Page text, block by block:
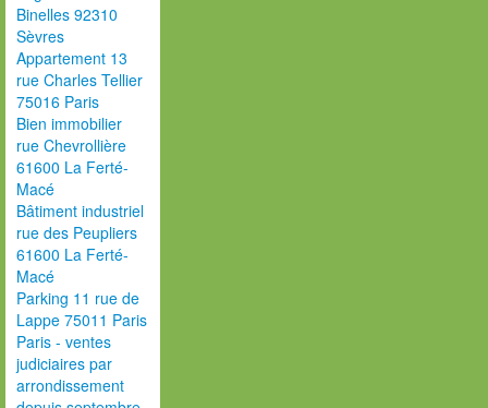
Binelles 92310
Sèvres
Appartement 13
rue Charles Tellier
75016 Paris
Bien immobilier
rue Chevrollière
61600 La Ferté-
Macé
Bâtiment industriel
rue des Peupliers
61600 La Ferté-
Macé
Parking 11 rue de
Lappe 75011 Paris
Paris - ventes
judiciaires par
arrondissement